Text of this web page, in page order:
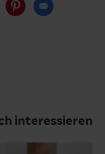
interessieren